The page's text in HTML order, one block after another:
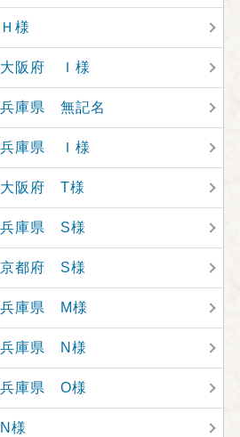
様
阪府 Ｉ様
庫県 無記名
庫県 Ｉ様
大阪府 T様
庫県 S様
都府 S様
庫県 M様
庫県 N様
庫県 O様
様